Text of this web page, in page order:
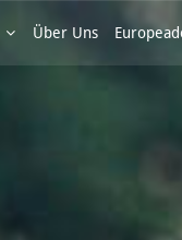
Über Uns